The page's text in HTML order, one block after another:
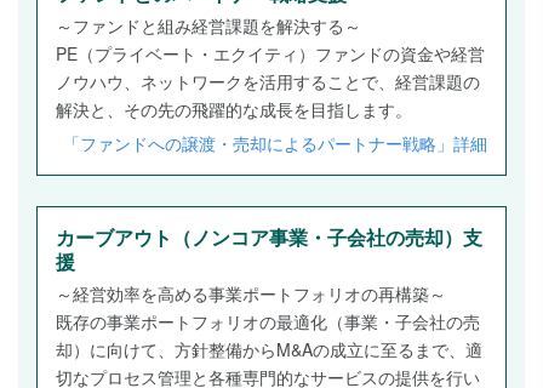
～ファンドと組み経営課題を解決する～
PE（プライベート・エクイティ）ファンドの資金や経営
ノウハウ、ネットワークを活用することで、経営課題の
解決と、その先の飛躍的な成長を目指します。
「ファンドへの譲渡・売却によるパートナー戦略」詳細
カーブアウト（ノンコア事業・子会社の売却）支
援
～経営効率を高める事業ポートフォリオの再構築～
既存の事業ポートフォリオの最適化（事業・子会社の売
却）に向けて、方針整備からM&Aの成立に至るまで、適
切なプロセス管理と各種専門的なサービスの提供を行い